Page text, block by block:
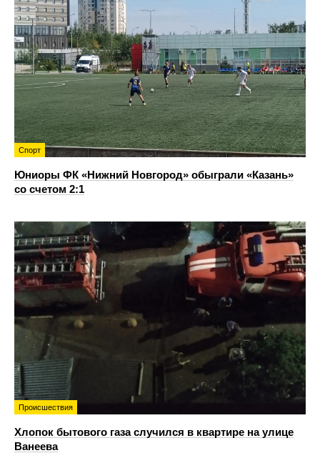
Спорт
Юниоры ФК «Нижний Новгород» обыграли «Казань»
со счетом 2:1
Происшествия
Хлопок бытового газа случился в квартире на улице
Ванеева